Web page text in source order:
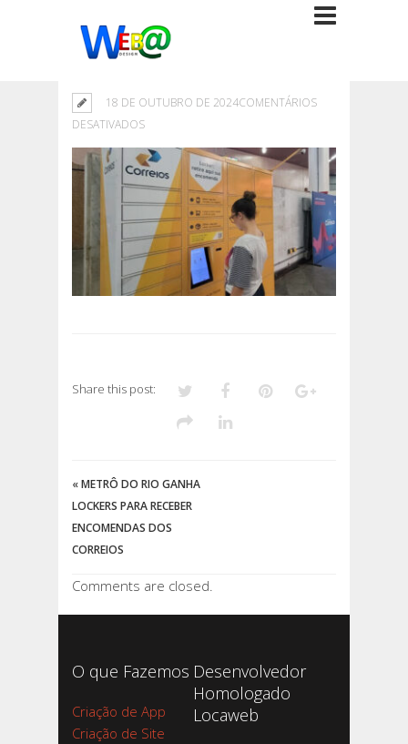
18 DE OUTUBRO DE 2024COMENTÁRIOS
DESATIVADOSEM
Share this post:
«METRÔ DO RIO GANHA
LOCKERS PARA RECEBER
ENCOMENDAS DOS
CORREIOS
Comments are closed.
O que Fazemos
Criação de App
Criação de Site
Desenvolvedor
Homologado
Locaweb